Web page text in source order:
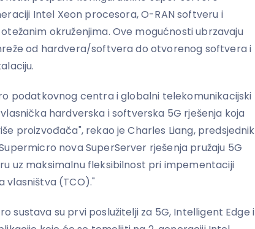
Intel Xeon procesora, O-RAN softveru i
okruženjima. Ove mogućnosti ubrzavaju
od hardvera/softvera do otvorenog softvera i
podatkovnog centra i globalni telekomunikacijski
hardverska i softverska 5G rješenja koja
proizvođača", rekao je Charles Liang, predsjednik
nova SuperServer rješenja pružaju 5G
uz maksimalnu fleksibilnost pri impementaciji
vlasništva (TCO)."
sustava su prvi poslužitelji za 5G, Intelligent Edge i